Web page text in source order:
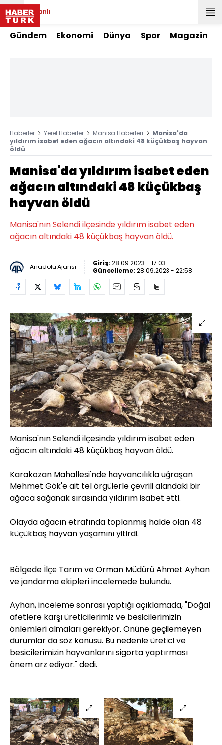
Canlı
Gündem Ekonomi Dünya Spor Magazin
Haberler Yerel Haberler Manisa Haberleri
Manisa'da
yıldırım isabet eden ağacın altındaki 48 küçükbaş hayvan
öldü
Manisa'da yıldırım isabet eden
ağacın altındaki 48 küçükbaş
hayvan öldü
Manisa'nın Selendi ilçesinde yıldırım isabet eden
ağacın altındaki 48 küçükbaş hayvan öldü.
Anadolu Ajansı Giriş: 28.09.2023 - 17:03
Güncelleme: 28.09.2023 - 22:58
Manisa'nın Selendi ilçesinde yıldırım isabet eden
ağacın altındaki 48 küçükbaş hayvan öldü.
Karakozan Mahallesi'nde hayvancılıkla uğraşan
Mehmet Gök'e ait tel örgülerle çevrili alandaki bir
ağaca sağanak sırasında yıldırım isabet etti.
Olayda ağacın etrafında toplanmış halde olan 48
küçükbaş hayvan yaşamını yitirdi.
Bölgede İlçe Tarım ve Orman Müdürü Ahmet Ayhan
ve jandarma ekipleri incelemede bulundu.
Ayhan, inceleme sonrası yaptığı açıklamada, "Doğal
afetlere karşı üreticilerimiz ve besicilerimizin
önlemleri almaları gerekiyor. Önüne geçilemeyen
durumlar da söz konusu. Bu nedenle üretici ve
besicilerimizin hayvanlarını sigorta yaptırması
önem arz ediyor." dedi.